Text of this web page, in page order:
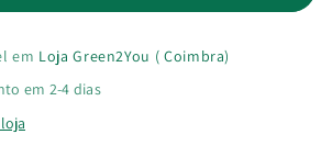
em Loja Green2You ( Coimbra)
em 2-4 dias